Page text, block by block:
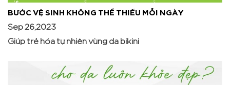
BƯỚC VỆ SINH KHÔNG THỂ THIẾU MỖI NGÀY
Sep 26,2023
Giúp trẻ hóa tự nhiên vùng da bikini